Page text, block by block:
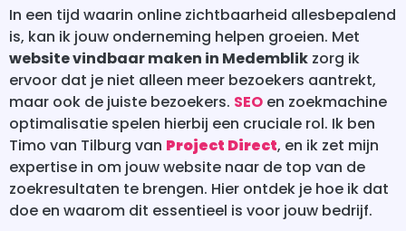
In een tijd waarin online zichtbaarheid allesbepalend
is, kan ik jouw onderneming helpen groeien. Met
website vindbaar maken in Medemblik zorg ik
ervoor dat je niet alleen meer bezoekers aantrekt,
maar ook de juiste bezoekers. SEO en zoekmachine
optimalisatie spelen hierbij een cruciale rol. Ik ben
Timo van Tilburg van Project Direct, en ik zet mijn
expertise in om jouw website naar de top van de
zoekresultaten te brengen. Hier ontdek je hoe ik dat
doe en waarom dit essentieel is voor jouw bedrijf.